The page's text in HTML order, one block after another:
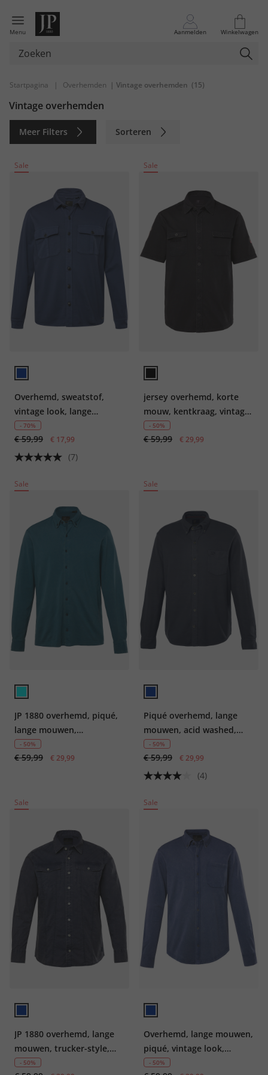
Menu Aanmelden Winkelwagen
Startpagina | Overhemden | Vintage overhemden (15)
Vintage overhemden
Meer Filters Sorteren
Sale
Overhemd, sweatstof,
vintage look, lange
mouwen, kentkraag, tot
8XL
- 70%
€ 59,99 € 17,99
(7)
Sale
jersey overhemd, korte
mouw, kentkraag, vintage
look, modern fit, tot 8XL
- 50%
€ 59,99 € 29,99
Sale
JP 1880 overhemd, piqué,
lange mouwen,
buttondown-kraag,
vintage look, Modern Fit,
- 50%
€ 59,99 € 29,99
Sale
Piqué overhemd, lange
mouwen, acid washed,
kentkraag, modern fit, tot
8 XL
- 50%
€ 59,99 € 29,99
(4)
Sale
JP 1880 overhemd, lange
mouwen, trucker-style,
vintage look, kentkraag,
- 50%
Sale
Overhemd, lange mouwen,
piqué, vintage look,
buttondown-kraag,
- 50%